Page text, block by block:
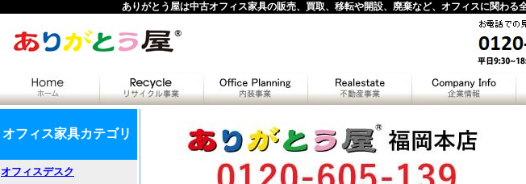
ありがとう屋は中古オフィス家具の販売、買取、移転や開設、廃棄など、オフィスに関わる
オフィス家具カテゴリ
オフィスデスク